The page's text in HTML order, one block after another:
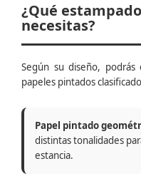
¿Qué
necesitas?
Según su diseño,
papeles pintados
Papel pintado
distintas tonalidades
estancia.